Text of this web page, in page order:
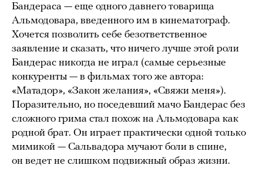
Бандераса — еще одного давнего товарища
Альмодовара, введенного им в кинематограф.
Хочется позволить себе безответственное
заявление и сказать, что ничего лучше этой роли
Бандерас никогда не играл (самые серьезные
конкуренты — в фильмах того же автора:
«Матадор», «Закон желания», «Свяжи меня»).
Поразительно, но поседевший мачо Бандерас без
сложного грима стал похож на Альмодовара как
родной брат. Он играет практически одной только
мимикой — Сальвадора мучают боли в спине,
он ведет не слишком подвижный образ жизни.